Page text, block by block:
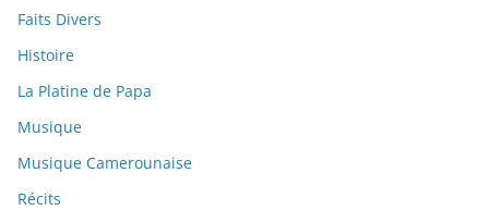
Faits Divers
Histoire
La Platine de Papa
Musique
Musique Camerounaise
Récits